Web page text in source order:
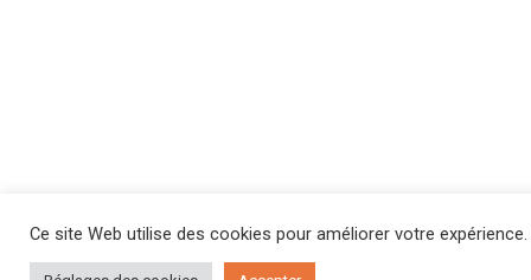
Ce site Web utilise des cookies pour améliorer votre expérience.